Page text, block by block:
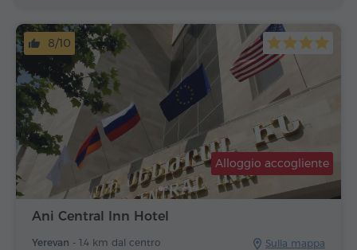
Ani Central Inn Hotel
Yerevan - 1.4 km dal centro Sulla mappa
Alloggio accogliente
8/10